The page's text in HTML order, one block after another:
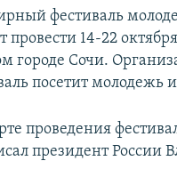
фестиваль
провести 14-22 октября
городе Сочи.
посетит молодежь
проведения
президент России